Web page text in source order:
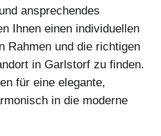
ansprechendes
Ihnen einen individuellen
Rahmen und die richtigen
in Garlstorf zu finden.
für eine elegante,
in die moderne